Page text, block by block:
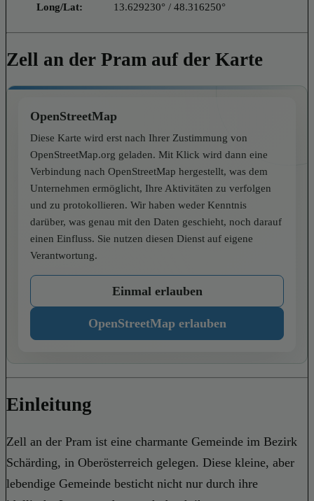
Long/Lat: 13.629230° / 48.316250°
Zell an der Pram auf der Karte
OpenStreetMap
Diese Karte wird erst nach Ihrer Zustimmung von
OpenStreetMap.org geladen. Mit Klick wird dann eine
Verbindung nach OpenStreetMap hergestellt, was dem
Unternehmen ermöglicht, Ihre Aktivitäten zu verfolgen
und zu protokollieren. Wir haben weder Kenntnis
darüber, was genau mit den Daten geschieht, noch darauf
einen Einfluss. Sie nutzen diesen Dienst auf eigene
Verantwortung.
Einmal erlauben
OpenStreetMap erlauben
Einleitung
Zell an der Pram ist eine charmante Gemeinde im Bezirk
Schärding, in Oberösterreich gelegen. Diese kleine, aber
lebendige Gemeinde besticht nicht nur durch ihre